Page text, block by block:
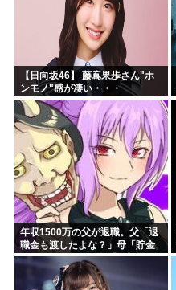
【日向坂46】 藤嶌果歩さん"ホ
ンモノ"感が凄い・・・
年収1500万の父が退職。父「退
職金も渡したよな？」母「貯金
なんてないよー」父「全部なく
なったの！？」→予想外の返事
に家族騒然となり…